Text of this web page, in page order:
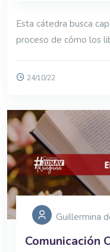
Esta cátedra busca
proceso de cómo los
24/10/22
Guillermina
Comunicación